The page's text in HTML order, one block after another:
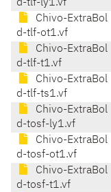
d-tlf-ly1.vf
Chivo-ExtraBol
d-tlf-ot1.vf
Chivo-ExtraBol
d-tlf-t1.vf
Chivo-ExtraBol
d-tlf-ts1.vf
Chivo-ExtraBol
d-tosf-ly1.vf
Chivo-ExtraBol
d-tosf-ot1.vf
Chivo-ExtraBol
d-tosf-t1.vf